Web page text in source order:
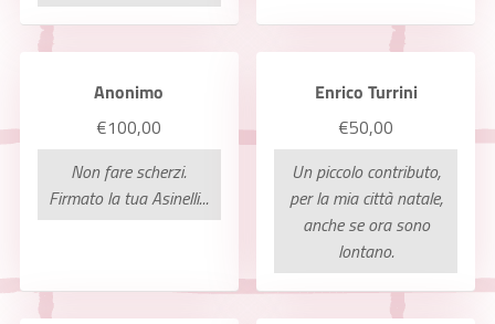
Anonimo
€100,00
Non fare scherzi.
Firmato la tua Asinelli...
Enrico Turrini
€50,00
Un piccolo contributo,
per la mia città natale,
anche se ora sono
lontano.